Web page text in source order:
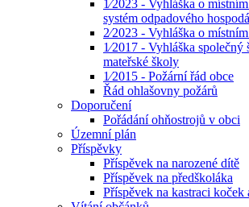
1⁄2023 - Vyhláška o
systém odpadového
2⁄2023 - Vyhláška o
1⁄2017 - Vyhláška
mateřské školy
1⁄2015 - Požární řád obce
Řád ohlašovny požárů
Doporučení
Pořádání ohňostrojů v obci
Územní plán
Příspěvky
Příspěvek na narozené dítě
Příspěvek na předškoláka
Příspěvek na kastraci koček